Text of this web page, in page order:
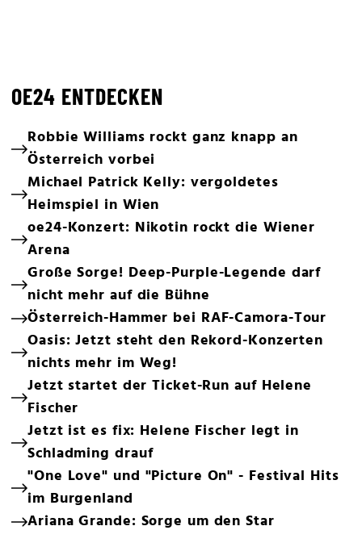
OE24 ENTDECKEN
Robbie Williams rockt ganz knapp an
Österreich vorbei
Michael Patrick Kelly: vergoldetes
Heimspiel in Wien
oe24-Konzert: Nikotin rockt die Wiener
Arena
Große Sorge! Deep-Purple-Legende darf
nicht mehr auf die Bühne
Österreich-Hammer bei RAF-Camora-Tour
Oasis: Jetzt steht den Rekord-Konzerten
nichts mehr im Weg!
Jetzt startet der Ticket-Run auf Helene
Fischer
Jetzt ist es fix: Helene Fischer legt in
Schladming drauf
"One Love" und "Picture On" - Festival Hits
im Burgenland
Ariana Grande: Sorge um den Star